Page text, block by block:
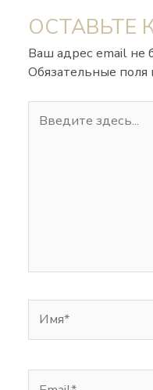
ОСТАВЬТЕ
Ваш адрес email не
Обязательные